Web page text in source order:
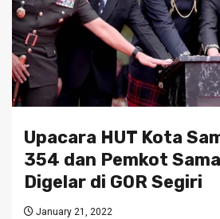
Upacara HUT Kota
354 dan Pemkot
Digelar di GOR Segiri
January 21, 2022